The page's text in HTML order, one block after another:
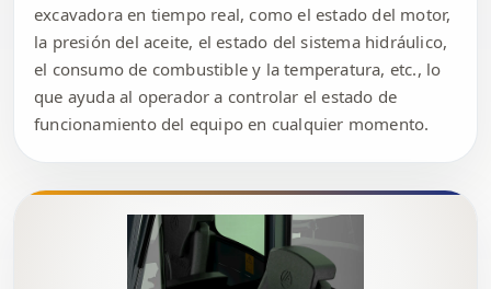
excavadora en tiempo real, como el estado del motor,
la presión del aceite, el estado del sistema hidráulico,
el consumo de combustible y la temperatura, etc., lo
que ayuda al operador a controlar el estado de
funcionamiento del equipo en cualquier momento.